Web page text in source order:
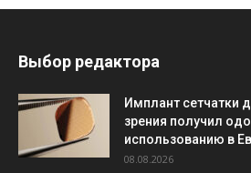
Выбор редактора
Имплант сетчатки
зрения получил
использованию в
08.08.2026